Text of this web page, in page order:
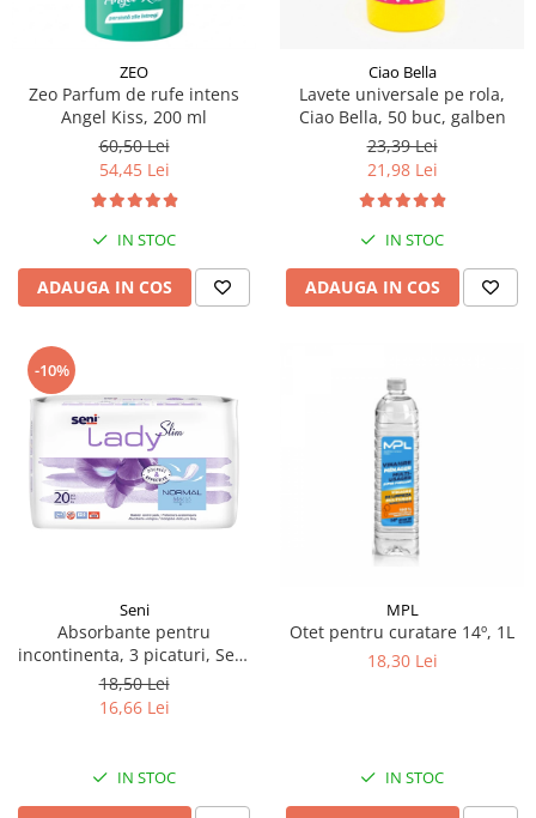
ZEO
Zeo Parfum de rufe intens
Angel Kiss, 200 ml
60,50 Lei
54,45 Lei
IN STOC
ADAUGA IN COS
Ciao Bella
Lavete universale pe rola,
Ciao Bella, 50 buc, galben
23,39 Lei
21,98 Lei
IN STOC
ADAUGA IN COS
-10%
Seni
Absorbante pentru
incontinenta​​​​​​​, 3 picaturi, Seni
Lady Slim Normal, 20 buc
18,50 Lei
16,66 Lei
IN STOC
MPL
Otet pentru curatare 14º, 1L
18,30 Lei
IN STOC